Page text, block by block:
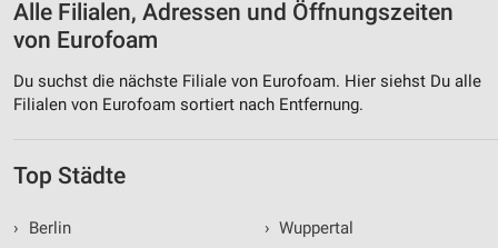
Alle Filialen, Adressen und Öffnungszeiten
von Eurofoam
Du suchst die nächste Filiale von Eurofoam. Hier siehst Du alle
Filialen von Eurofoam sortiert nach Entfernung.
Top Städte
›
Berlin
› Wuppertal